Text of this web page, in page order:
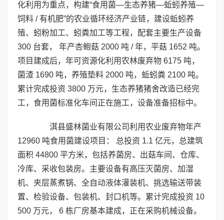
化利用为重点，构建“食用菌—生态养猪—蚯蚓养殖—
饲料 / 有机肥”的农业循环经济产业链，建设蚯蚓养
殖、蚓粉加工、蚓粪加工等工程，配套主要生产设备
300 台套， 年产杏鲍菇 2000 吨 / 年，平菇 1652 吨。
项目建成后，年可资源化利用农林废弃物 6175 吨，
菌渣 1690 吨，养殖垫料 2000 吨，蚯蚓粪 2100 吨。
累计完成投资 3800 万元，生态养猪猪舍改造已经完
工，食用菌标准化车间正在施工，设备准备招标中。
淇县盛林菌业有限公司利用农业废弃物年产
12960 吨食用菌建设项目： 总投资 1.1 亿元，总建筑
面积 44800 平方米，包括养菌房、出菇车间、仓库、
冷库、采收包装房。主要设备有高压灭菌房、加湿
机、夹层蒸煮锅、全自动液体灌装机、挑选输送带装
置、检验设备、包装机、封口机等。累计完成投资 10
500 万元， 6 栋厂房基本建成，正在采购机械设备。